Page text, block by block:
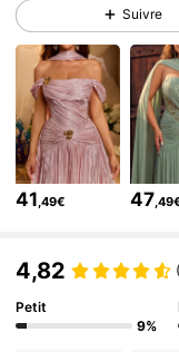
4,75 673K
4,75 673K
4,75 673K
4,75 673K
4,75
4,75 673K
Suivre
41,49€ 47
4,82
Petit
9%